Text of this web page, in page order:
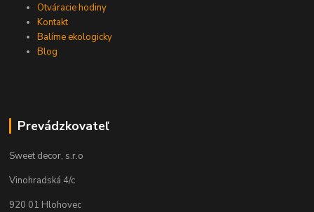
Otváracie hodiny
Kontakt
Balíme ekologicky
Blog
Prevádzkovateľ
Sweet decor, s.r.o
Vinohradská 4/c
920 01 Hlohovec